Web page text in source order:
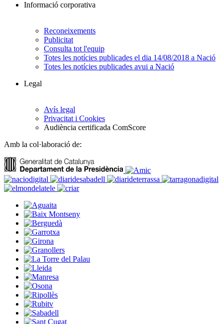
Informació corporativa
Reconeixements
Publicitat
Consulta tot l'equip
Totes les notícies publicades el dia 14/08/2018 a Nació
Totes les notícies publicades avui a Nació
Legal
Avís legal
Privacitat i Cookies
Audiència certificada ComScore
Amb la col·laboració de: